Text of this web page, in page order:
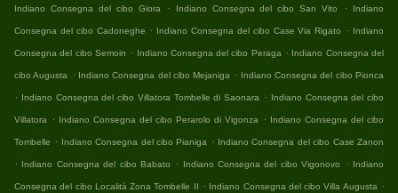
Indiano Consegna del cibo Giora . Indiano Consegna del cibo San Vito . Indiano
Consegna del cibo Cadoneghe . Indiano Consegna del cibo Case Via Rigato . Indiano
Consegna del cibo Semoin . Indiano Consegna del cibo Peraga . Indiano Consegna del
cibo Augusta . Indiano Consegna del cibo Mejaniga . Indiano Consegna del cibo Pionca
. Indiano Consegna del cibo Villatora Tombelle di Saonara . Indiano Consegna del cibo
Villatora . Indiano Consegna del cibo Perarolo di Vigonza . Indiano Consegna del cibo
Tombelle . Indiano Consegna del cibo Pianiga . Indiano Consegna del cibo Case Zanon
. Indiano Consegna del cibo Babato . Indiano Consegna del cibo Vigonovo . Indiano
Consegna del cibo Località Zona Tombelle II . Indiano Consegna del cibo Villa Augusta .